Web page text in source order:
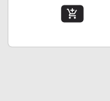
add_shopping_cart